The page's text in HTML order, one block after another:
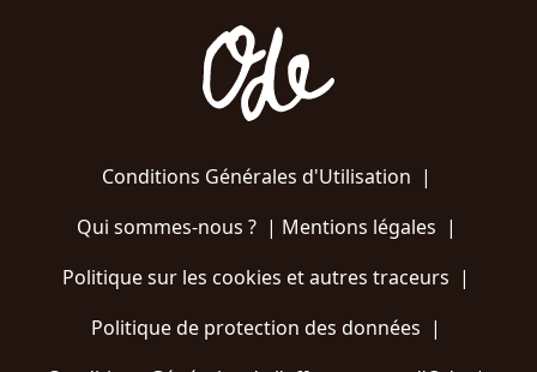
Conditions Générales d'Utilisation |
Qui sommes-nous ?| Mentions légales |
Politique sur les cookies et autres traceurs |
Politique de protection des données |